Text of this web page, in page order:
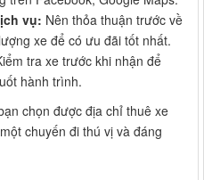
vụ: Nên thỏa thuận trước về
xe để có ưu đãi tốt nhất.
tra xe trước khi nhận để
hành trình.
chọn được địa chỉ thuê xe
chuyến đi thú vị và đáng